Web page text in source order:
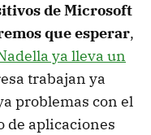
de Microsoft
que esperar,
ya lleva un
trabajan ya
problemas con el
de aplicaciones